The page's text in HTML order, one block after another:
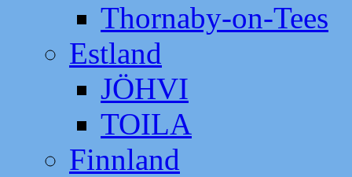
Thornaby-on-Tees
Estland
JÖHVI
TOILA
Finnland